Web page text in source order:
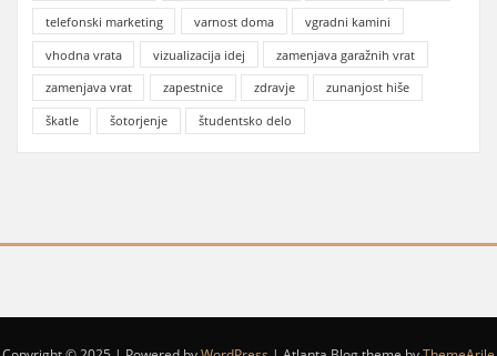
telefonski marketing
varnost doma
vgradni kamini
vhodna vrata
vizualizacija idej
zamenjava garažnih vrat
zamenjava vrat
zapestnice zdravje
zunanjost hiše
škatle
šotorjenje študentsko delo